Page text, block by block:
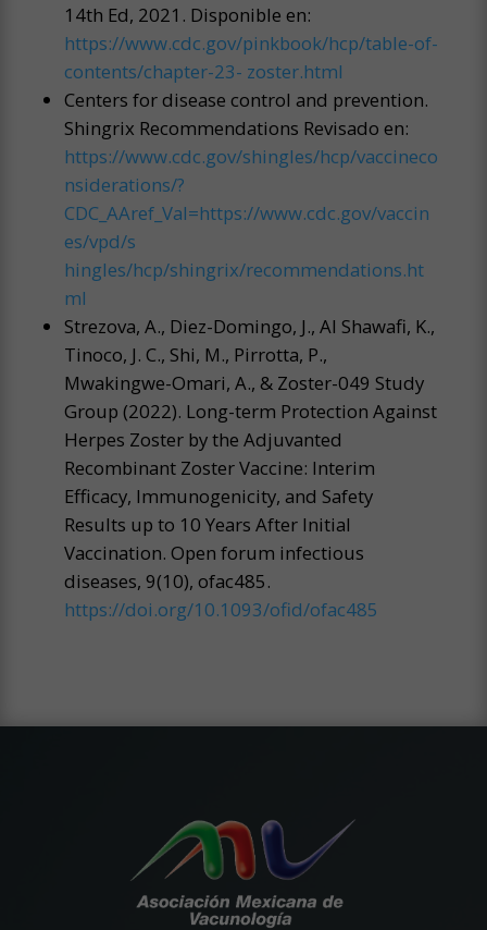
14th Ed, 2021. Disponible en:
https://www.cdc.gov/pinkbook/hcp/table-of-
contents/chapter-23- zoster.html
Centers for disease control and prevention.
Shingrix Recommendations Revisado en:
https://www.cdc.gov/shingles/hcp/vaccineco
nsiderations/?
CDC_AAref_Val=https://www.cdc.gov/vaccin
es/vpd/s
hingles/hcp/shingrix/recommendations.ht
ml
Strezova, A., Diez-Domingo, J., Al Shawafi, K.,
Tinoco, J. C., Shi, M., Pirrotta, P.,
Mwakingwe-Omari, A., & Zoster-049 Study
Group (2022). Long-term Protection Against
Herpes Zoster by the Adjuvanted
Recombinant Zoster Vaccine: Interim
Efficacy, Immunogenicity, and Safety
Results up to 10 Years After Initial
Vaccination. Open forum infectious
diseases, 9(10), ofac485.
https://doi.org/10.1093/ofid/ofac485